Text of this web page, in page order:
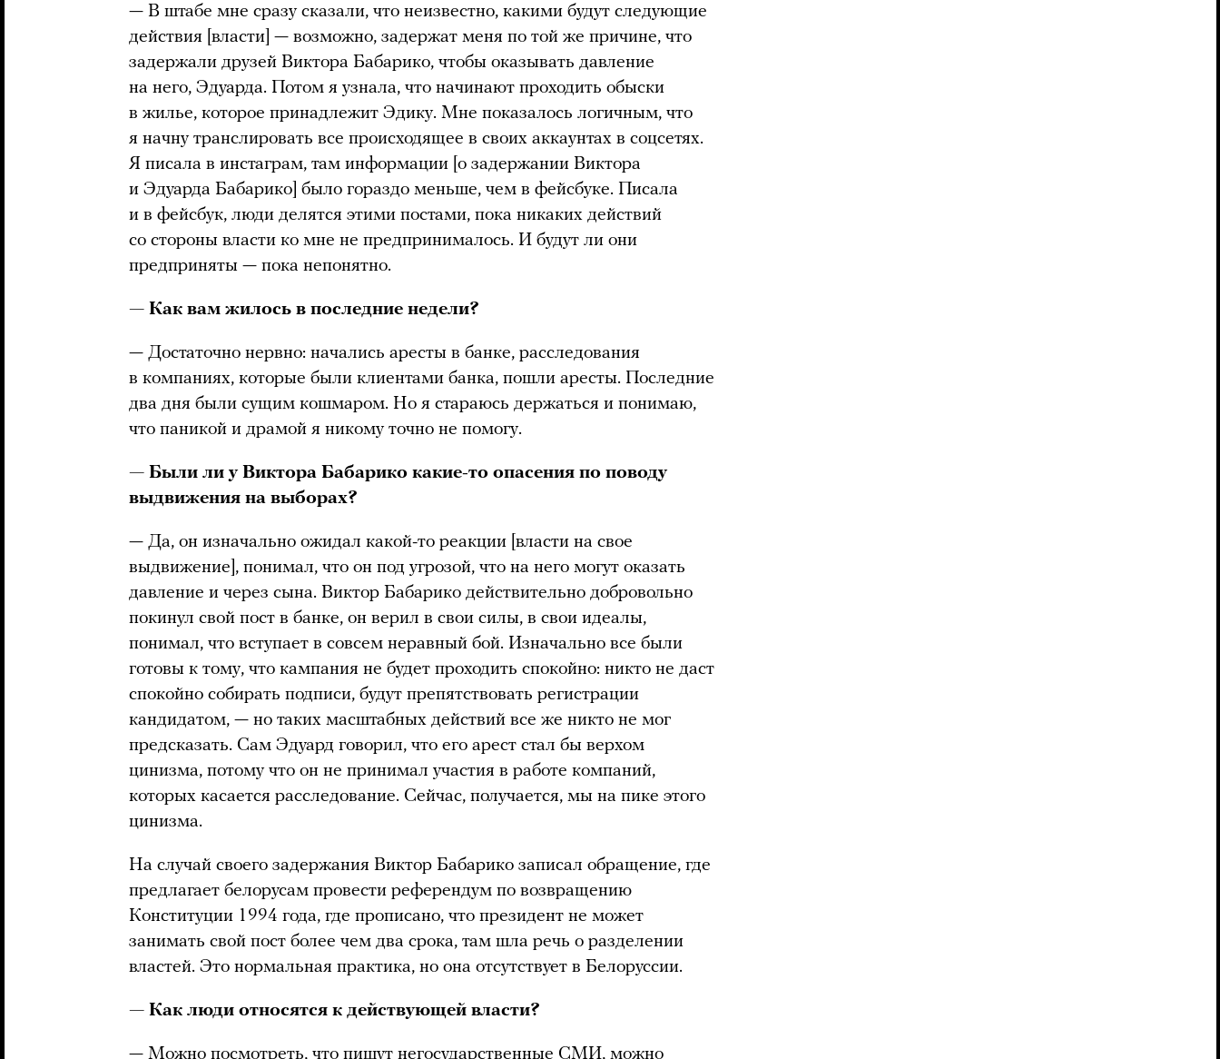
— В штабе мне сразу сказали, что неизвестно, какими будут следующие
действия [власти] — возможно, задержат меня по той же причине, что
задержали друзей Виктора Бабарико, чтобы оказывать давление
на него, Эдуарда. Потом я узнала, что начинают проходить обыски
в жилье, которое принадлежит Эдику. Мне показалось логичным, что
я начну транслировать все происходящее в своих аккаунтах в соцсетях.
Я писала в инстаграм, там информации [о задержании Виктора
и Эдуарда Бабарико] было гораздо меньше, чем в фейсбуке. Писала
и в фейсбук, люди делятся этими постами, пока никаких действий
со стороны власти ко мне не предпринималось. И будут ли они
предприняты — пока непонятно.
— Как вам жилось в последние недели?
— Достаточно нервно: начались аресты в банке, расследования
в компаниях, которые были клиентами банка, пошли аресты. Последние
два дня были сущим кошмаром. Но я стараюсь держаться и понимаю,
что паникой и драмой я никому точно не помогу.
— Были ли у Виктора Бабарико какие-то опасения по поводу
выдвижения на выборах?
— Да, он изначально ожидал какой-то реакции [власти на свое
выдвижение], понимал, что он под угрозой, что на него могут оказать
давление и через сына. Виктор Бабарико действительно добровольно
покинул свой пост в банке, он верил в свои силы, в свои идеалы,
понимал, что вступает в совсем неравный бой. Изначально все были
готовы к тому, что кампания не будет проходить спокойно: никто не даст
спокойно собирать подписи, будут препятствовать регистрации
кандидатом, — но таких масштабных действий все же никто не мог
предсказать. Сам Эдуард говорил, что его арест стал бы верхом
цинизма, потому что он не принимал участия в работе компаний,
которых касается расследование. Сейчас, получается, мы на пике этого
цинизма.
На случай своего задержания Виктор Бабарико записал обращение, где
предлагает белорусам провести референдум по возвращению
Конституции 1994 года, где прописано, что президент не может
занимать свой пост более чем два срока, там шла речь о разделении
властей. Это нормальная практика, но она отсутствует в Белоруссии.
— Как люди относятся к действующей власти?
— Можно посмотреть, что пишут негосударственные СМИ, можно